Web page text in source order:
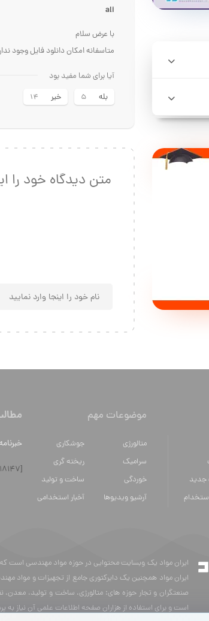
ali
با عرض سلام
متاسفانه امکان دانلود فایل وجود
آیا برای شما مفید بود
بله
5 خیر 14
جدید
موضوعات مهم
متالورژي
جوشکاری
سراميك
ریخته گری
خوردگی
ساخت و تولید
آرشیو ویدیوها
آخبار استخدامی
[mc4wp_form id="18147"]
ایران مواد همچنین یک دایرکتوری جامع از تجهیزات و مواد
صنعتگران و تجار حوزه های: متالورژی، ساخت و تولید،
است و برای استفاده از هزاران صفحه اطلاعات علمی آن نیاز به